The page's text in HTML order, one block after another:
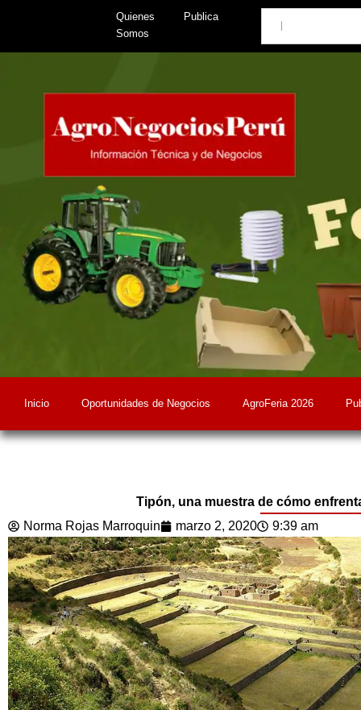
content
Quienes
Somos
Publica
Inicio Oportunidades de Negocios AgroFeria 2026
Tipón, una muestra de cómo
Norma Rojas Marroquin
marzo 2, 2020 9:39 am